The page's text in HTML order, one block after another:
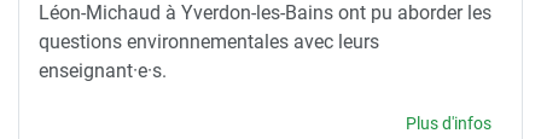
Léon-Michaud à Yverdon-les-Bains ont pu aborder les
questions environnementales avec leurs
enseignant·e·s.
Plus d'infos